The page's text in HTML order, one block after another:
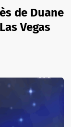
de Duane
Vegas